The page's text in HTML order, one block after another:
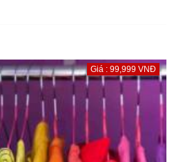
Giá : 99,999 VNĐ